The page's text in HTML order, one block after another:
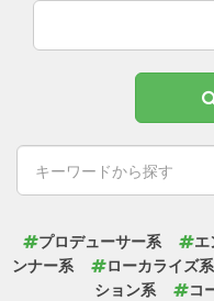
プロデューサー系
ンナー系
ローカライズ系
ション系
コ